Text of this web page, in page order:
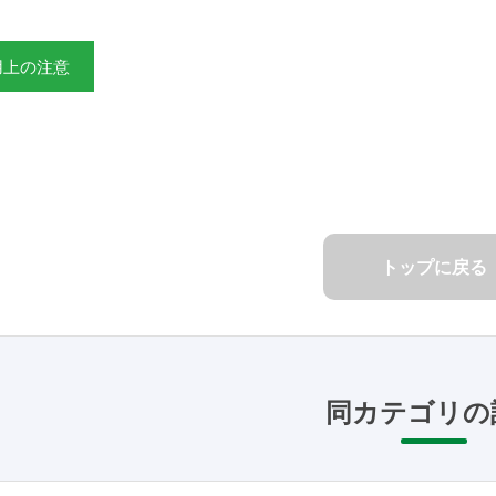
の注意
トップに戻る
同カテゴリ